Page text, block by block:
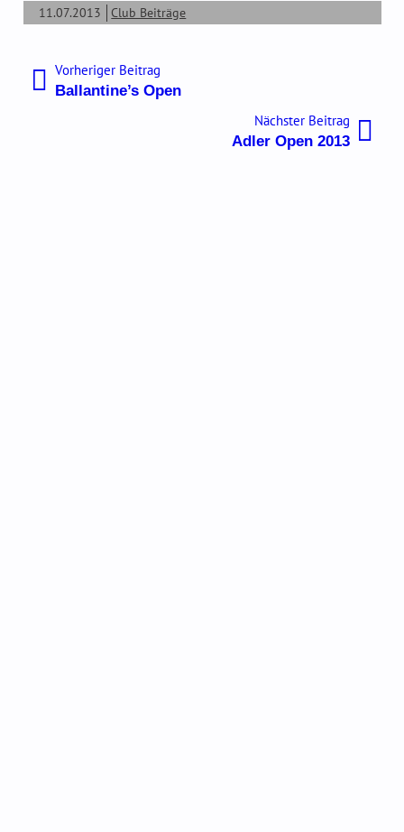
11.07.2013 Club Beiträge
Beitragsnavigation
Vorheriger BeitragVorheriger
Beitrag:
Ballantine’s Open
Nächster Beitrag
Beitrag:
Adler Open 2013